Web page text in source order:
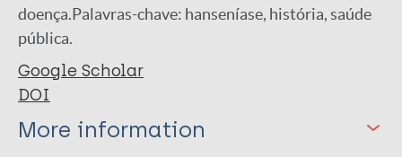
doença.Palavras-chave: hanseníase, história, saúde
pública.
Google Scholar
DOI
More information